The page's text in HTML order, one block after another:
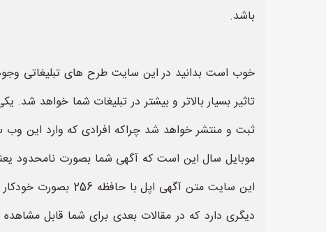
باشد.
خوب است بدانید در این سایت طرح های تبلیغاتی
ثبت و منتشر خواهد شد چراکه افرادی که وارد این
این سایت متن
دیگری دارد که در مقالات بعدی برای شما قابل